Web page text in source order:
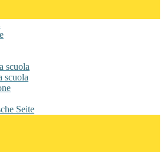
scuola
scuola
Seite